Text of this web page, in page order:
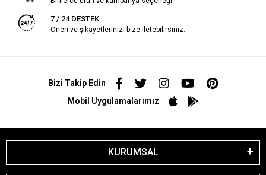
7 / 24 DESTEK
Öneri ve şikayetlerinizi bize iletebilirsiniz.
Bizi Takip Edin
Mobil Uygulamalarımız
KURUMSAL